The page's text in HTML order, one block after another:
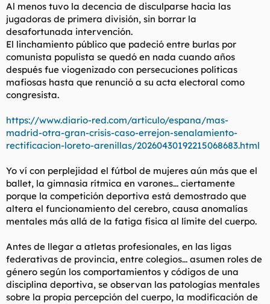
Al menos tuvo la decencia de disculparse hacia las
jugadoras de primera división, sin borrar la
desafortunada intervención.
El linchamiento público que padeció entre burlas por
comunista populista se quedó en nada cuando años
después fue viogenizado con persecuciones políticas
mafiosas hasta que renunció a su acta electoral como
congresista.
https://www.diario-red.com/articulo/espana/mas-
madrid-otra-gran-crisis-caso-errejon-senalamiento-
rectificacion-loreto-arenillas/20260430192215068683.html
Yo ví con perplejidad el fútbol de mujeres aún más que el
ballet, la gimnasia rítmica en varones... ciertamente
porque la competición deportiva está demostrado que
altera el funcionamiento del cerebro, causa anomalías
mentales más allá de la fatiga física al límite del cuerpo.
Antes de llegar a atletas profesionales, en las ligas
federativas de provincia, entre colegios... asumen roles de
género según los comportamientos y códigos de una
disciplina deportiva, se observan las patologías mentales
sobre la propia percepción del cuerpo, la modificación de